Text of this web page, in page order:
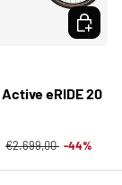
eRIDE 20
Precio normal
€2.699,00 -44%
ELEGIR